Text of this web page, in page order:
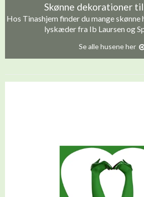
Skønne dekorationer
Hos Tinashjem finder du mange
lyskæder fra Ib Laursen og
Se alle husene her